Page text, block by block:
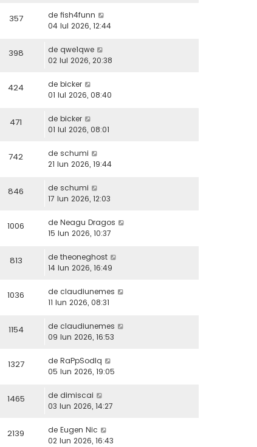
357 de fish4funn
04 Iul 2026, 12:44
398 de qwe1qwe
02 Iul 2026, 20:38
424 de bicker
01 Iul 2026, 08:40
471 de bicker
01 Iul 2026, 08:01
742 de schumi
21 Iun 2026, 19:44
846 de schumi
17 Iun 2026, 12:03
1006 de Neagu Dragos
15 Iun 2026, 10:37
813 de theoneghost
14 Iun 2026, 16:49
1036 de claudiunemes
11 Iun 2026, 08:31
1154 de claudiunemes
09 Iun 2026, 16:53
1327 de RaPpSodIq
05 Iun 2026, 19:05
1465 de dimiscai
03 Iun 2026, 14:27
2139 de Eugen Nic
02 Iun 2026, 16:43